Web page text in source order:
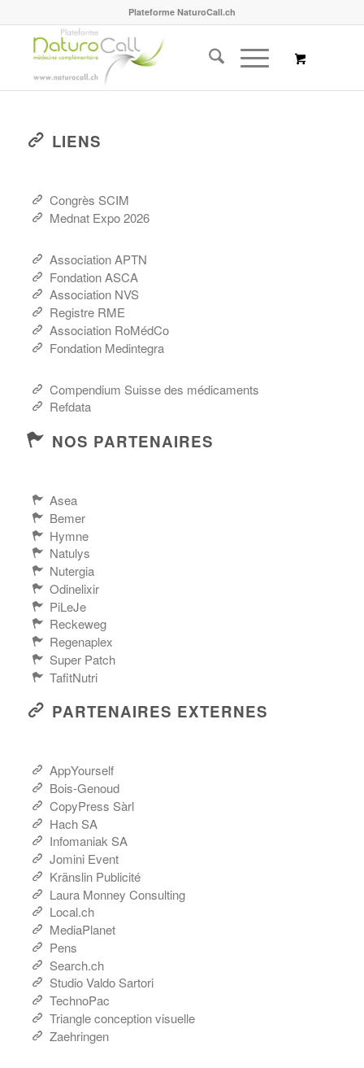
Plateforme NaturoCall.ch
LIENS
Congrès SCIM
Mednat Expo 2026
Association APTN
Fondation ASCA
Association NVS
Registre RME
Association RoMédCo
Fondation Medintegra
Compendium Suisse des médicaments
Refdata
NOS PARTENAIRES
Asea
Bemer
Hymne
Natulys
Nutergia
Odinelixir
PiLeJe
Reckeweg
Regenaplex
Super Patch
TafitNutri
PARTENAIRES EXTERNES
AppYourself
Bois-Genoud
CopyPress Sàrl
Hach SA
Infomaniak SA
Jomini Event
Kränslin Publicité
Laura Monney Consulting
Local.ch
MediaPlanet
Pens
Search.ch
Studio Valdo Sartori
TechnoPac
Triangle conception visuelle
Zaehringen